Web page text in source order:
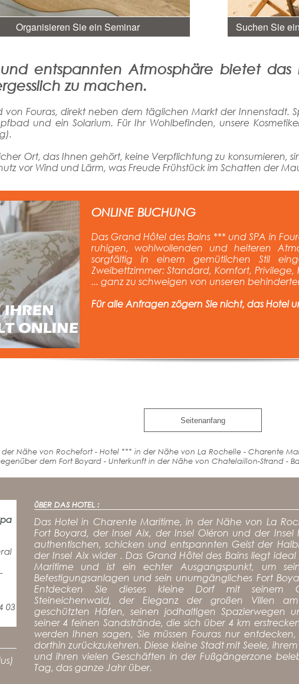
Organisieren Sie ein Seminar Suchen Sie
entspannten Atmosphäre bietet das
zu machen.
von Fouras, direkt neben dem täglichen Markt der Innenstadt.
und ein Solarium. Für Ihr Wohlbefinden, unsere
Ort, das Ihnen gehört, keine Verpflichtung zu konsumieren,
vor Wind und Lärm, was Freude Frühstück im Schatten der
ONLINE BUCHUNG
Das Grand Hôtel des Bains *** und SPA in
ruhigen, wohlwollenden und heiteren
sorgfältig in einem gemütlichen Stil
Zweibettzimmer: Standard, Komfort,
... ganz zu schweigen von unseren
Für alle Anfragen zögern Sie nicht, das Hotel
Seitenanfang
der Nähe von Rochefort - Hotel *** in der Nähe von La Rochelle - Charente
dem Fort Boyard - Unterkunft in der Nähe von Chatelaillon-Strand -
03
ûBER DAS HOTEL :
Das Hotel in Charente Maritime, in der Nähe von La
Fort Boyard, der Insel Aix, der Insel Oléron und der Insel
authentischen, schicken und entspannten Geist der
der Insel Aix wider . Das Grand Hôtel des Bains liegt
Maritime und ist ein echter Ausgangspunkt, um
Befestigungsanlagen und sein unumgängliches Fort
Entdecken Sie dieses kleine Dorf mit seinem
Steineichenwald, der Eleganz der großen Villen
geschützten Häfen, seinen jodhaltigen Spazierwegen
seiner 4 feinen Sandstrände, die sich über 4 km
werden Ihnen sagen, Sie müssen Fouras nur entdecken,
dorthin zurückzukehren. Diese kleine Stadt mit Seele,
und ihren vielen Geschäften in der Fußgängerzone
Tag, das ganze Jahr über.